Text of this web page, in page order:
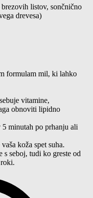
listov, sončnično
drevesa)
formulam mil, ki lahko
vitamine,
obnoviti lipidno
minutah po prhanju ali
koža spet suha.
seboj, tudi ko greste od